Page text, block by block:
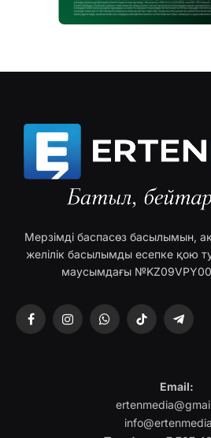
Мерзімді баспасөз басылымын,
желілік басылымды есепке қою
маусымдағы
FacebookInstagramWhatsAppTikTok
Email: